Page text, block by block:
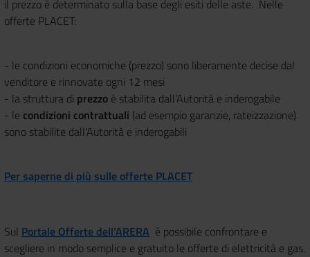
il prezzo è determinato sulla base degli esiti delle aste. Nelle
offerte PLACET:
- le condizioni economiche (prezzo) sono liberamente decise dal
venditore e rinnovate ogni 12 mesi
- la struttura di prezzo è stabilita dall'Autorità e inderogabile
- le condizioni contrattuali (ad esempio garanzie, rateizzazione)
sono stabilite dall'Autorità e inderogabili
Per saperne di più sulle offerte PLACET
Sul Portale Offerte dell’ARERA è possibile confrontare e
scegliere in modo semplice e gratuito le offerte di elettricità e gas.